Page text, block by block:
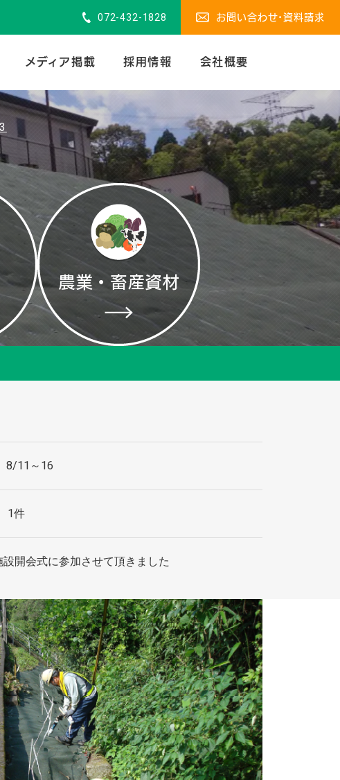
072-432-1828 お問い合わせ・資料請求
メディア掲載 採用情報 会社概要
8/11～16
1件
開会式に参加させて頂きました